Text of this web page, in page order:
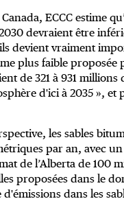
ECCC estime
devraient être
devient vraiment
plus faible proposée
de 321 à 931
d'ici à 2035 », et
les sables
par an, avec
de l’Alberta de 100
proposées dans le
dans les